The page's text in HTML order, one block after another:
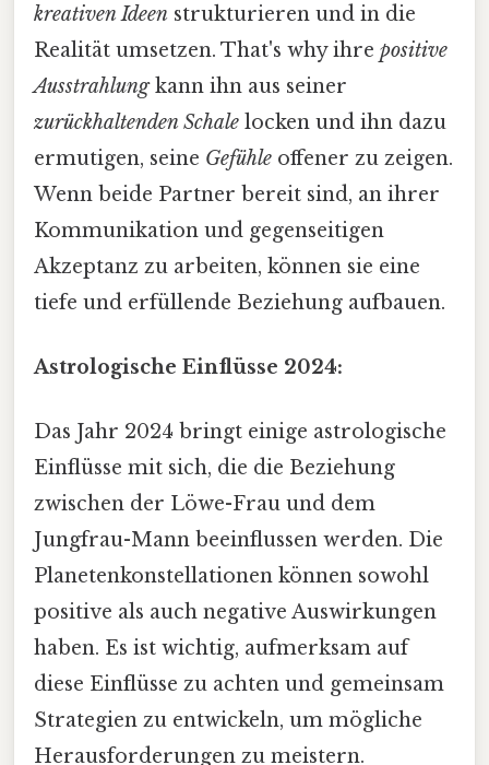
kreativen Ideen strukturieren und in die
Realität umsetzen. That's why ihre positive
Ausstrahlungkann ihn aus seiner
zurückhaltenden Schale locken und ihn dazu
ermutigen, seine Gefühle offener zu zeigen.
Wenn beide Partner bereit sind, an ihrer
Kommunikation und gegenseitigen
Akzeptanz zu arbeiten, können sie eine
tiefe und erfüllende Beziehung aufbauen.
Astrologische Einflüsse 2024:
Das Jahr 2024 bringt einige astrologische
Einflüsse mit sich, die die Beziehung
zwischen der Löwe-Frau und dem
Jungfrau-Mann beeinflussen werden. Die
Planetenkonstellationen können sowohl
positive als auch negative Auswirkungen
haben. Es ist wichtig, aufmerksam auf
diese Einflüsse zu achten und gemeinsam
Strategien zu entwickeln, um mögliche
Herausforderungen zu meistern.